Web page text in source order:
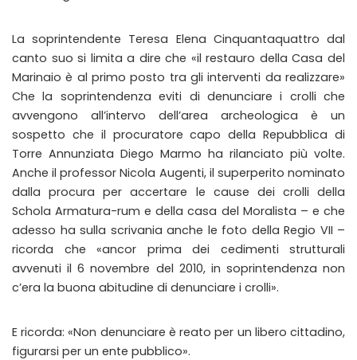
La soprintendente Teresa Elena Cinquantaquattro dal
canto suo si limita a dire che «il restauro della Casa del
Marinaio è al primo posto tra gli interventi da realizzare»
Che la soprintendenza eviti di denunciare i crolli che
avvengono all’intervo dell’area archeologica è un
sospetto che il procuratore capo della Repubblica di
Torre Annunziata Diego Marmo ha rilanciato più volte.
Anche il professor Nicola Augenti, il superperito nominato
dalla procura per accertare le cause dei crolli della
Schola Armatura-rum e della casa del Moralista – e che
adesso ha sulla scrivania anche le foto della Regio VII –
ricorda che «ancor prima dei cedimenti strutturali
avvenuti il 6 novembre del 2010, in soprintendenza non
c’era la buona abitudine di denunciare i crolli».
E ricorda: «Non denunciare è reato per un libero cittadino,
figurarsi per un ente pubblico».